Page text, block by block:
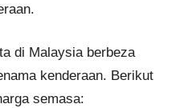
di Malaysia berbeza
kenderaan. Berikut
semasa: